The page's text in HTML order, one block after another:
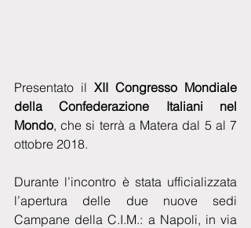
Presentato il XII Congresso Mondiale
della Confederazione Italiani nel
Mondo, che si terrà a Matera dal 5 al 7
ottobre 2018.
Durante l’incontro è stata ufficializzata
l’apertura delle due nuove sedi
Campane della C.I.M.: a Napoli, in via